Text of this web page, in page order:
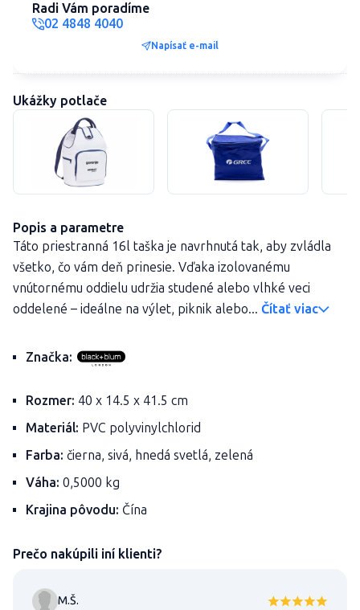
Radi Vám poradíme
02 4848 4040
Napísať e-mail
Ukážky potlače
Popis a parametre
Táto priestranná 16l taška je navrhnutá tak, aby zvládla
všetko, čo vám deň prinesie. Vďaka izolovanému
vnútornému oddielu udržia studené alebo vlhké veci
oddelené – ideálne na výlet, piknik alebo... Čítať viac
Značka:
Rozmer: 40 x 14.5 x 41.5 cm
Materiál: PVC polyvinylchlorid
Farba: čierna, sivá, hnedá svetlá, zelená
Váha: 0,5000 kg
Krajina pôvodu: Čína
Prečo nakúpili iní klienti?
M.Š.